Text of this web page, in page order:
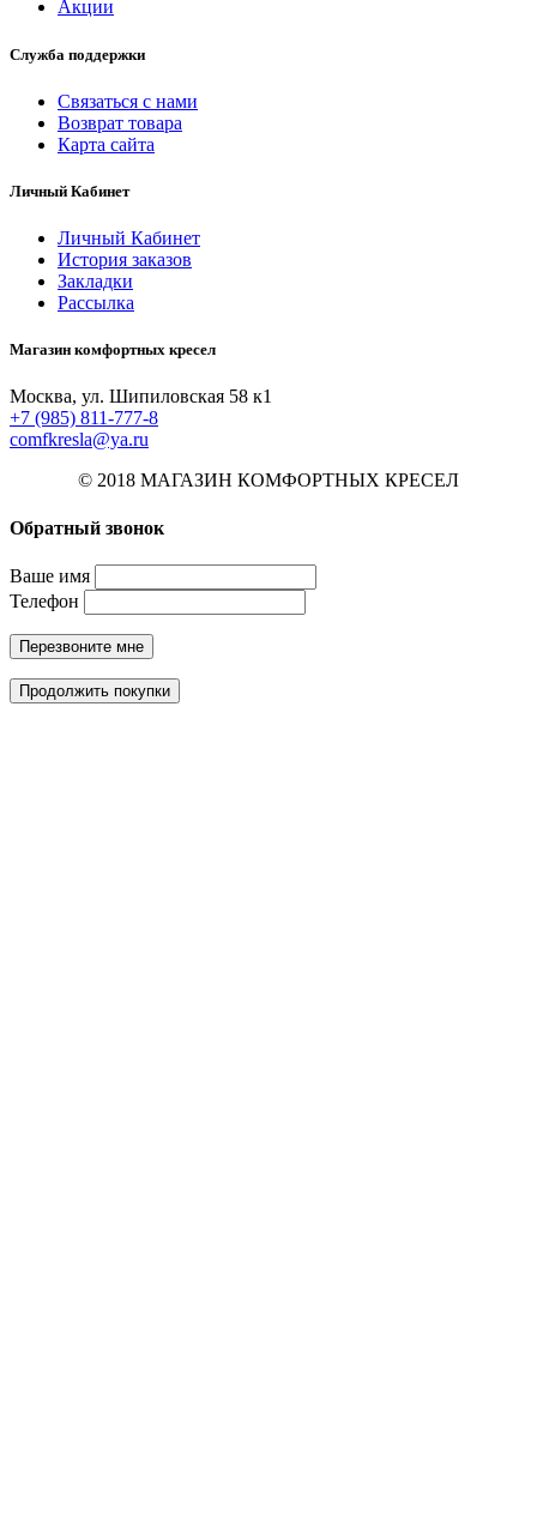
Акции
Служба поддержки
Связаться с нами
Возврат товара
Карта сайта
Личный Кабинет
Личный Кабинет
История заказов
Закладки
Рассылка
Магазин комфортных кресел
Москва, ул. Шипиловская 58 к1
+7 (985) 811-777-8
comfkresla@ya.ru
© 2018 МАГАЗИН КОМФОРТНЫХ КРЕСЕЛ
Обратный звонок
Ваше имя
Телефон
Перезвоните мне
Продолжить покупки